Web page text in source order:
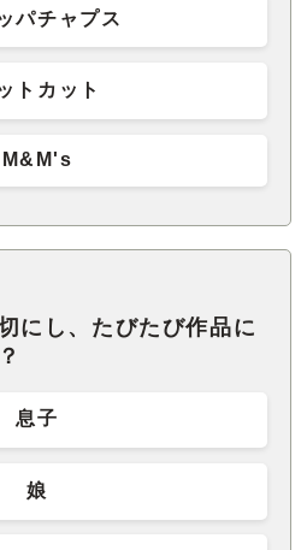
パチャプス
トカット
M&M's
にし、たびたび作品に
息子
娘